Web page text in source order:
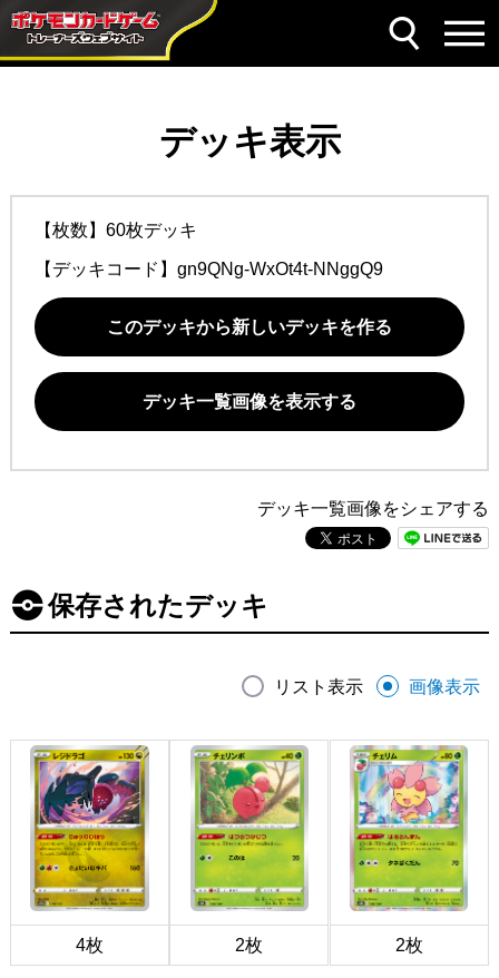
デッキ表示
【枚数】60枚デッキ
【デッキコード】 gn9QNg-WxOt4t-NNggQ9
このデッキから新しいデッキを作る
デッキ一覧画像を表示する
デッキ一覧画像をシェアする
保存されたデッキ
リスト表示 画像表示
4枚 2枚 2枚